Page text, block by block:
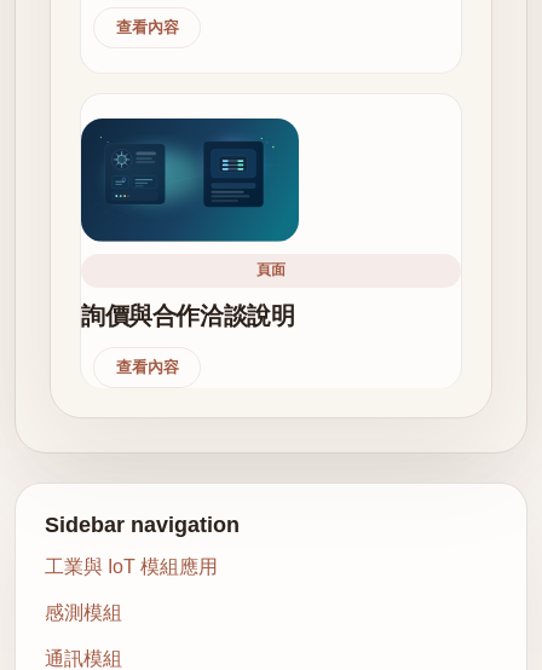
查看內容
頁面
詢價與合作洽談說明
查看內容
Sidebar navigation
工業與 IoT 模組應用
感測模組
通訊模組